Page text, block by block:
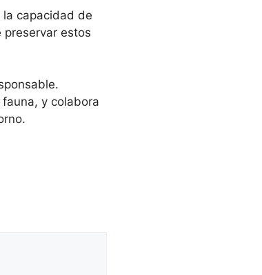
capacidad de
estos
y colabora